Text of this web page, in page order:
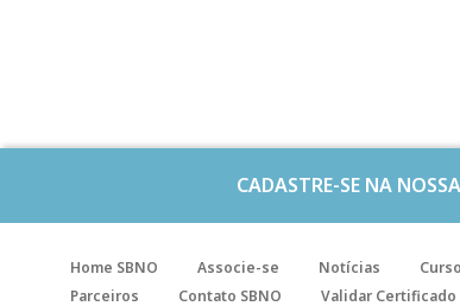
CADASTRE-SE NA
Home SBNO Associe-se Notícias
Parceiros
Contato SBNO Validar Certificado